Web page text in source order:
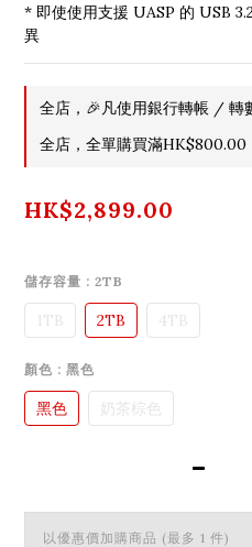
* 即使使用支援 UASP 的 USB
異
全店，🎉凡使用銀行轉帳 / 轉
全店，全單購買滿HK$800.00
HK$2,899.00
儲存容量 : 2TB
1TB 2TB 4TB
顏色 : 黑色
黑色 奶茶棕色
以優惠價加購商品 (最多 1 件)